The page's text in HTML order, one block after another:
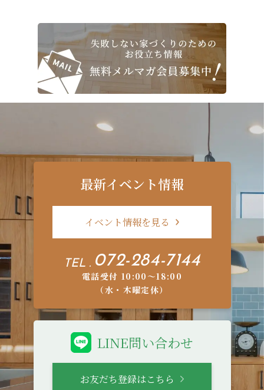
最新イベント情報
イベント情報を見る
TEL . 072-284-7144
電話受付 10:00〜18:00
（水・木曜定休）
LINE問い合わせ
お友だち登録はこちら